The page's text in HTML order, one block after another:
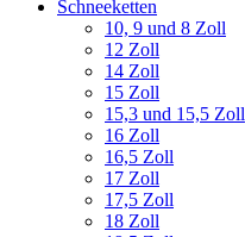
Schneeketten
10, 9 und 8 Zoll
12 Zoll
14 Zoll
15 Zoll
15,3 und 15,5 Zoll
16 Zoll
16,5 Zoll
17 Zoll
17,5 Zoll
18 Zoll